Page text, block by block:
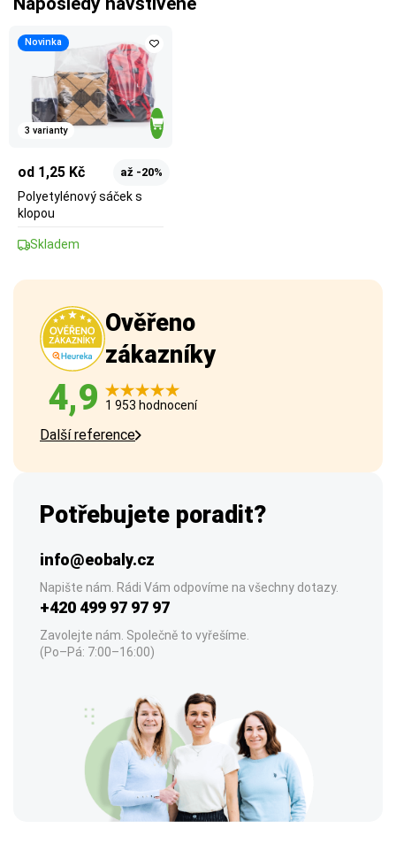
Novinka
3 varianty
od 1,25 Kč až -20%
Polyetylénový sáček s
klopou
Skladem
Ověřeno
zákazníky
4,9 1 953 hodnocení
Další reference
Potřebujete poradit?
info@eobaly.cz
Napište nám. Rádi Vám odpovíme na všechny dotazy.
+420 499 97 97 97
Zavolejte nám. Společně to vyřešíme.
(Po–Pá: 7:00–16:00)